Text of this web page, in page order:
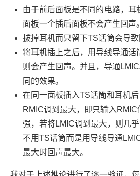
由于前后面板是不同的电路，耳
面板一个插后面板不会产生回声。
拔掉耳机而只留下TS话筒会导致
将耳机插上之后，用导线导通话
则会产生回声。并且，导通
同的效果。
在同一面板插入TS话筒和耳机
RMIC调到最大，即只输入
强，若将LMIC调到最大，则几
不用TS话筒而是用导线导通
最大时回声最大。